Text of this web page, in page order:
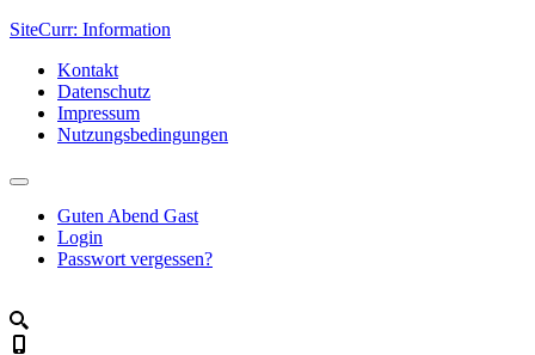
SiteCurr: Information
Kontakt
Datenschutz
Impressum
Nutzungsbedingungen
Guten Abend Gast
Login
Passwort vergessen?